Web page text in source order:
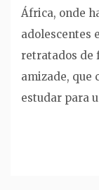
África, onde
adolescentes
retratados de
amizade, que
estudar para